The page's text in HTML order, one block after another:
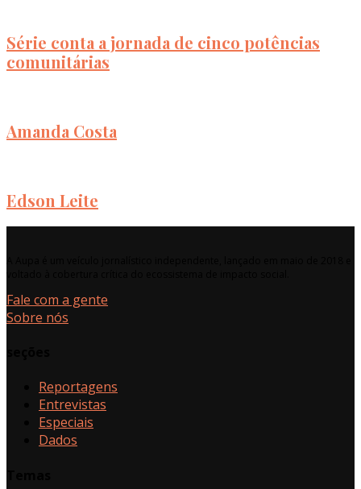
Série conta a jornada de cinco potências
comunitárias
Amanda Costa
Edson Leite
Fale com a gente
Sobre nós
Reportagens
Entrevistas
Especiais
Dados